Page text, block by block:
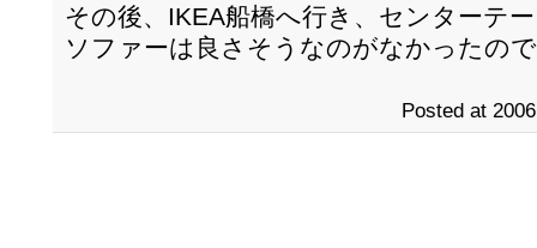
その後、IKEA船橋へ行き、センターテ
ソファーは良さそうなのがなかったの
Posted at